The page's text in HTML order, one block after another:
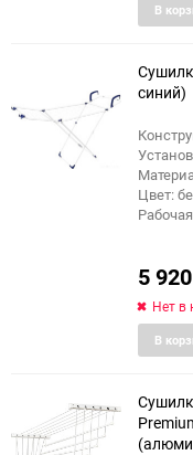
В
синий)
Цвет:
5 920
Нет в
В